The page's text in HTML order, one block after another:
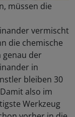
müssen die
vermischt
die chemische
genau der
in
bleiben 30
also im
Werkzeug